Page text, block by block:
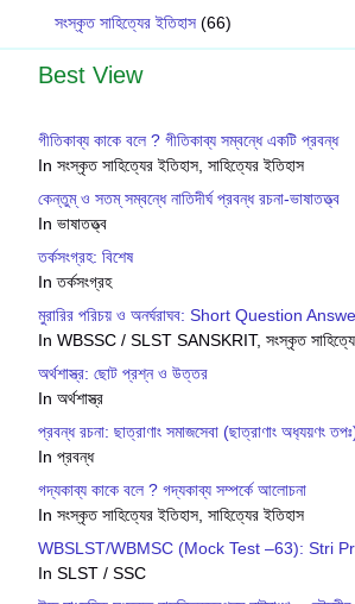
সংস্কৃত সাহিত্যের ইতিহাস (66)
Best View
গীতিকাব্য কাকে বলে ? গীতিকাব্য সম্বন্ধে একটি প্রবন্ধ
In সংস্কৃত সাহিত্যের ইতিহাস, সাহিত্যের ইতিহাস
কেন্তুম্ ও সতম্ সম্বন্ধে নাতিদীর্ঘ প্রবন্ধ রচনা-ভাষাতত্ত্ব
In ভাষাতত্ত্ব
তর্কসংগ্রহ: বিশেষ
In তর্কসংগ্রহ
মুরারির পরিচয় ও অনর্ঘরাঘব: Short Question
In WBSSC / SLST SANSKRIT, সংস্কৃত সাহিত্যের
অর্থশাস্ত্র: ছোট প্রশ্ন ও উত্তর
In অর্থশাস্ত্র
প্রবন্ধ রচনা: ছাত্রাণাং সমাজসেবা (ছাত্রাণাং অধ‍্যয়ণং
In প্রবন্ধ
গদ্যকাব্য কাকে বলে ? গদ্যকাব্য সম্পর্কে আলোচনা
In সংস্কৃত সাহিত্যের ইতিহাস, সাহিত্যের ইতিহাস
WBSLST/WBMSC (Mock Test –63): Stri
In SLST / SSC